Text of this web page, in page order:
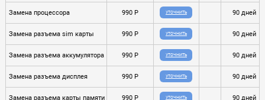
Замена процессора 990 P УТОЧНИТЬ 90 дней
Замена разъема sim карты 990 P УТОЧНИТЬ 90 дней
Замена разъема аккумулятора 990 P УТОЧНИТЬ 90 дней
Замена разъема дисплея 990 P УТОЧНИТЬ 90 дней
Замена разъема карты памяти 990 P УТОЧНИТЬ 90 дней